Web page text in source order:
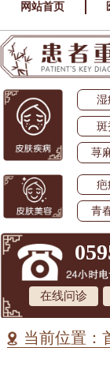
网站首页
湿
斑
荨
疤
青
在线问诊
当前位置：